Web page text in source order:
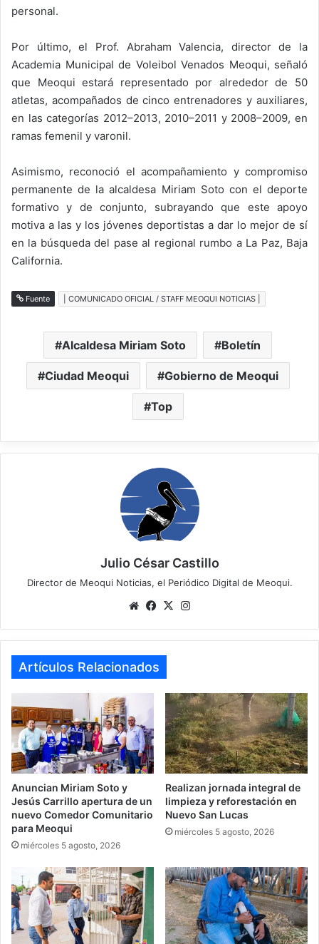
personal.
Por último, el Prof. Abraham Valencia, director de la
Academia Municipal de Voleibol Venados Meoqui, señaló
que Meoqui estará representado por alrededor de 50
atletas, acompañados de cinco entrenadores y auxiliares,
en las categorías 2012–2013, 2010–2011 y 2008–2009, en
ramas femenil y varonil.
Asimismo, reconoció el acompañamiento y compromiso
permanente de la alcaldesa Miriam Soto con el deporte
formativo y de conjunto, subrayando que este apoyo
motiva a las y los jóvenes deportistas a dar lo mejor de sí
en la búsqueda del pase al regional rumbo a La Paz, Baja
California.
Fuente | COMUNICADO OFICIAL / STAFF MEOQUI NOTICIAS |
Alcaldesa Miriam Soto Boletín
Ciudad Meoqui Gobierno de Meoqui
Top
Julio César Castillo
Director de Meoqui Noticias, el Periódico Digital de Meoqui.
WebsiteFacebook
X
Artículos Relacionados
Anuncian Miriam Soto y
Jesús Carrillo apertura de un
nuevo Comedor Comunitario
para Meoqui
miércoles 5 agosto, 2026
Realizan jornada integral de
limpieza y reforestación en
Nuevo San Lucas
miércoles 5 agosto, 2026